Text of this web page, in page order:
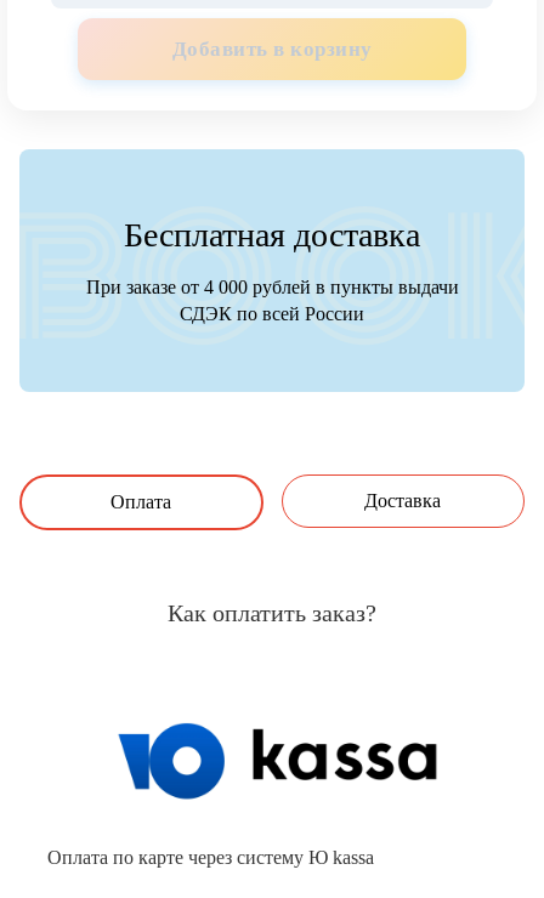
Добавить в корзину
Бесплатная доставка
При заказе от 4 000 рублей в пункты выдачи
СДЭК по всей России
Оплата Доставка
Как оплатить заказ?
Оплата по карте через систему Ю kassa